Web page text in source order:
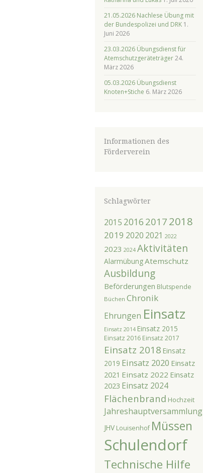
21.05.2026 Nachlese Übung mit
der Bundespolizei und DRK 1.
Juni 2026
23.03.2026 Übungsdienst für
Atemschutzgeräteträger 24.
März 2026
05.03.2026 Übungsdienst
Knoten+Stiche 6. März 2026
Informationen des
Förderverein
Schlagwörter
2015 2016 2017 2018
2019 2020 2021 2022
2023 2024 Aktivitäten
AlarmübungAtemschutz
Ausbildung
Beförderungen Blutspende
Büchen Chronik
Ehrungen Einsatz
Einsatz 2014 Einsatz 2015
Einsatz 2016 Einsatz 2017
Einsatz 2018 Einsatz
2019 Einsatz 2020 Einsatz
2021 Einsatz 2022 Einsatz
2023 Einsatz 2024
Flächenbrand Hochzeit
Jahreshauptversammlung
JHV Louisenhof Müssen
Schulendorf
Technische Hilfe